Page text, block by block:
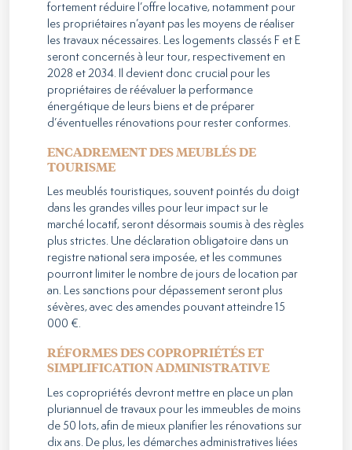
fortement réduire l’offre locative, notamment pour
les propriétaires n’ayant pas les moyens de réaliser
les travaux nécessaires. Les logements classés F et E
seront concernés à leur tour, respectivement en
2028 et 2034. Il devient donc crucial pour les
propriétaires de réévaluer la performance
énergétique de leurs biens et de préparer
d’éventuelles rénovations pour rester conformes.
ENCADREMENT DES MEUBLÉS DE
TOURISME
Les meublés touristiques, souvent pointés du doigt
dans les grandes villes pour leur impact sur le
marché locatif, seront désormais soumis à des règles
plus strictes. Une déclaration obligatoire dans un
registre national sera imposée, et les communes
pourront limiter le nombre de jours de location par
an. Les sanctions pour dépassement seront plus
sévères, avec des amendes pouvant atteindre 15
000 €.
RÉFORMES DES COPROPRIÉTÉS ET
SIMPLIFICATION ADMINISTRATIVE
Les copropriétés devront mettre en place un plan
pluriannuel de travaux pour les immeubles de moins
de 50 lots, afin de mieux planifier les rénovations sur
dix ans. De plus, les démarches administratives liées